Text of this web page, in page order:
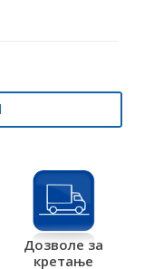
Дозволе за
кретање